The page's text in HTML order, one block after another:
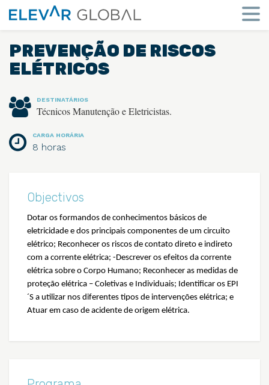
Elevar
Global
Mude
a
perspetiva
PREVENÇÃO DE RISCOS
ELÉTRICOS
DESTINATÁRIOS
Técnicos Manutenção e Eletricistas.
CARGA HORÁRIA
8 horas
Objectivos
Dotar os formandos de conhecimentos básicos de
eletricidade e dos principais componentes de um circuito
elétrico; Reconhecer os riscos de contato direto e indireto
com a corrente elétrica; -Descrever os efeitos da corrente
elétrica sobre o Corpo Humano; Reconhecer as medidas de
proteção elétrica – Coletivas e Individuais; Identificar os EPI
´S a utilizar nos diferentes tipos de intervenções elétrica; e
Atuar em caso de acidente de origem elétrica.